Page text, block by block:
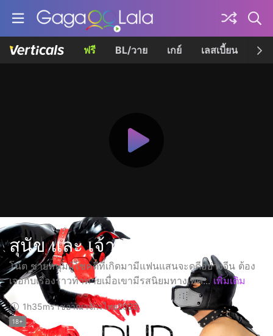
ฟรี BL/วาย เกย์ เลสเบี้ยน เค
สุนัข และ เจ้านาย
โน้ต ชายหนุ่มผู้โชคดีที่เกิดมามีแฟนแสนจะดูดีอย่างจีน ต้อง
เจอกับเรื่องราวท้าทายเมื่อเขามีรสนิยมทางเพศ... เพิ่มเติม
1h35mราชอาณาจักรไทย2023
18+